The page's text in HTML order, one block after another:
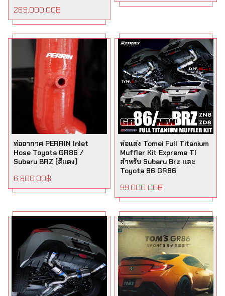
265,000.00฿
ท่ออากาศ PERRIN Inlet
Hose Toyota GR86 /
Subaru BRZ (สีแดง)
6,800.00฿
ท่อแต่ง Tomei Full Titanium
Muffler Kit Expreme TI
สำหรับ Subaru Brz และ
Toyota 86 GR86
99,000.00฿